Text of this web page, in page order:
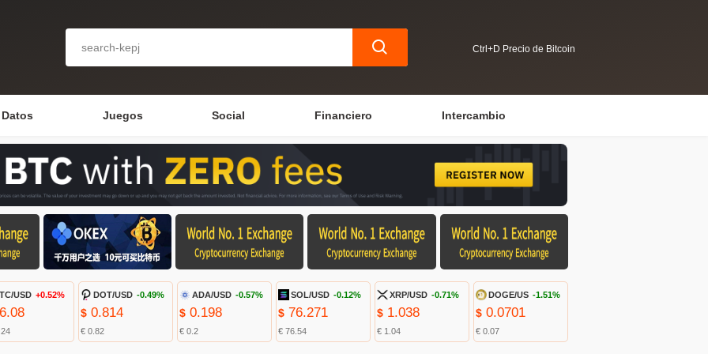
Ctrl+D Precio de Bitcoin
Datos Juegos Social Financiero Intercambio
USD +0.52% DOT/USD -0.49%
$0.814
€ 0.82
ADA/USD -0.57%
$0.198
€ 0.2
SOL/USD -0.12%
$ 76.271
€ 76.54
XRP/USD -0.71%
$ 1.038
€ 1.04
DOGE/US -1.51%
$ 0.0701
€ 0.07